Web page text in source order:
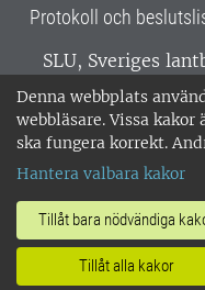
Denna webbplats
webbläsare. Vissa
ska fungera korrekt.
Hantera valbara kakor
Tillåt bara nödvändiga
Tillåt alla kakor
Protokoll och
SLU, Sveriges
verksamhet över
Alnarp, Uppsala
miljöcertifierat
018-67 10 00 •
Om SLU:s
•Hantera kakor•
personuppgifter